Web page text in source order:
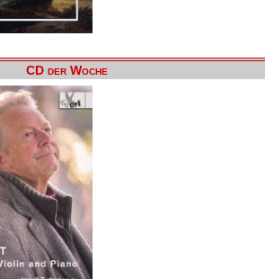
CD der Woche